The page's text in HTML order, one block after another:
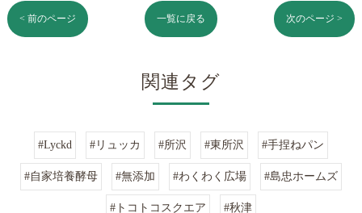
< 前のページ 一覧に戻る 次のページ >
関連タグ
#Lyckd #リュッカ #所沢 #東所沢 #手捏ねパン
#自家培養酵母 #無添加 #わくわく広場 #島忠ホームズ
#トコトコスクエア #秋津